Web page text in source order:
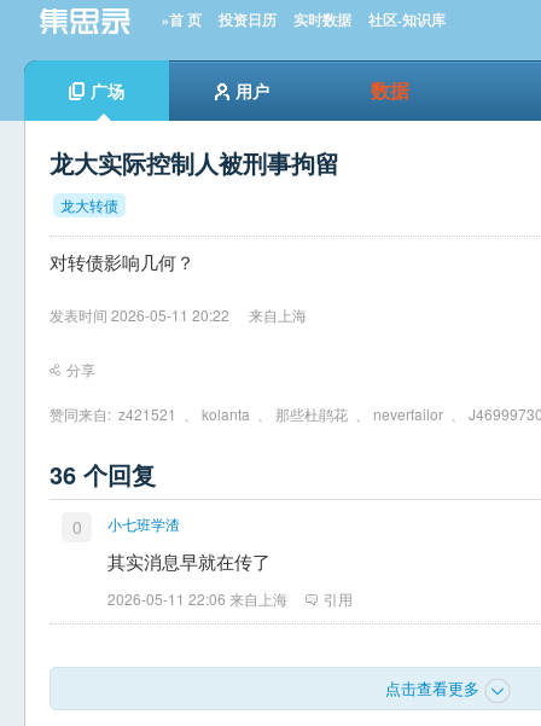
»首 页 投资日历 实时数据 社区-知识库
广场 用户 数据
龙大实际控制人被刑事拘留
龙大转债
对转债影响几何？
发表时间 2026-05-11 20:22 来自上海
分享
赞同来自: z421521 kolanta 那些杜鹃花 neverfailor
36 个回复
0 小七班学渣
其实消息早就在传了
2026-05-11 22:06 来自上海 引用
点击查看更多